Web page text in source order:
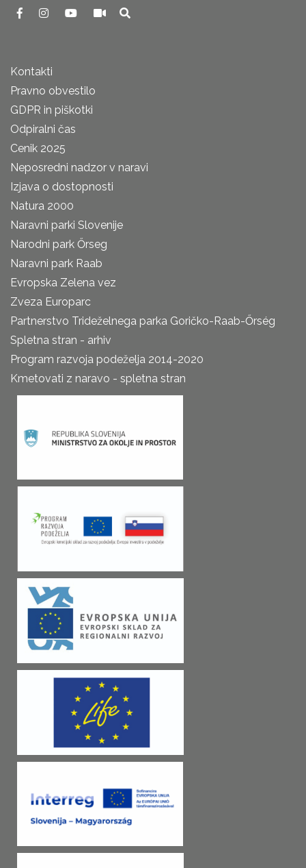
Kontakti
Pravno obvestilo
GDPR in piškotki
Odpiralni čas
Cenik 2025
Neposredni nadzor v naravi
Izjava o dostopnosti
Natura 2000
Naravni parki Slovenije
Narodni park Őrseg
Naravni park Raab
Evropska Zelena vez
Zveza Europarc
Partnerstvo Trideželnega parka Goričko-Raab-Őrség
Spletna stran - arhiv
Program razvoja podeželja 2014-2020
Kmetovati z naravo - spletna stran